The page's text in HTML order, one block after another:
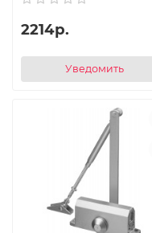
2214р.
Уведомить